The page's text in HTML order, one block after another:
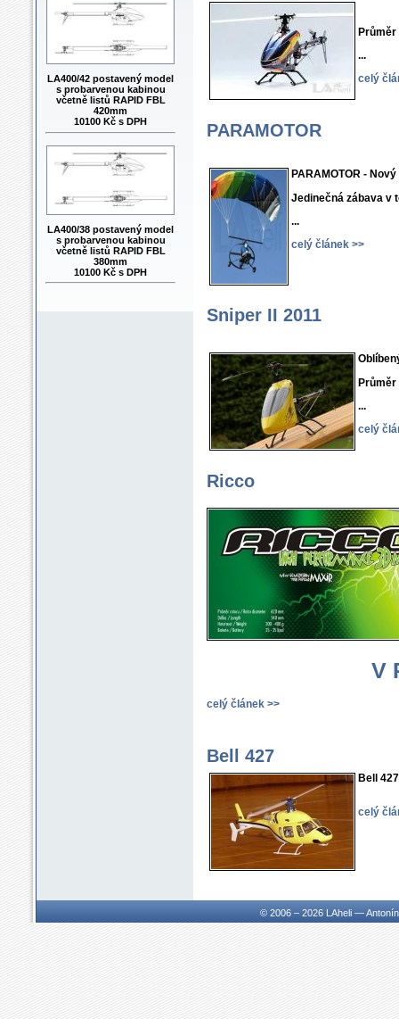
LA400/42 postavený model
s probarvenou kabinou
včetně listů RAPID FBL
420mm
10100 Kč s DPH
LA400/38 postavený model
s probarvenou kabinou
včetně listů RAPID FBL
380mm
10100 Kč s DPH
LA400/42 postavený model
listů hl. rotoru
9100 Kč s DPH
Průměr
...
celý
PARAMOTOR
PARAMOTOR -
Jedinečná zábava v
...
celý článek >>
Sniper II 2011
Průměr
...
celý
Ricco
V
celý článek >>
Bell 427
Bell
celý
© 2006 – 2026 LAheli —